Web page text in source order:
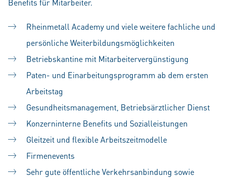
Benefits für Mitarbeiter.
Rheinmetall Academy und viele weitere fachliche und
persönliche Weiterbildungsmöglichkeiten
Betriebskantine mit Mitarbeitervergünstigung
Paten- und Einarbeitungsprogramm ab dem ersten
Arbeitstag
Gesundheitsmanagement, Betriebsärztlicher Dienst
Konzerninterne Benefits und Sozialleistungen
Gleitzeit und flexible Arbeitszeitmodelle
Firmenevents
Sehr gute öffentliche Verkehrsanbindung sowie